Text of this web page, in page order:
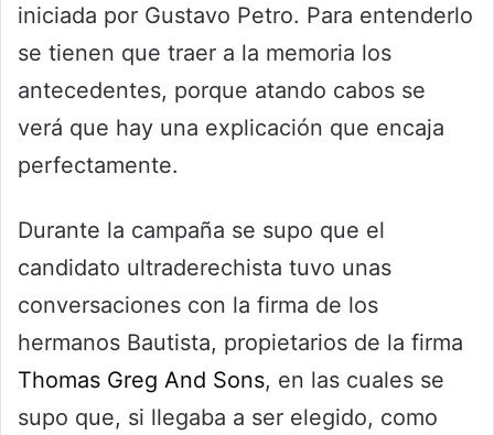
iniciada por Gustavo Petro. Para entenderlo
se tienen que traer a la memoria los
antecedentes, porque atando cabos se
verá que hay una explicación que encaja
perfectamente.
Durante la campaña se supo que el
candidato ultraderechista tuvo unas
conversaciones con la firma de los
hermanos Bautista, propietarios de la firma
Thomas Greg And Sons, en las cuales se
supo que, si llegaba a ser elegido, como